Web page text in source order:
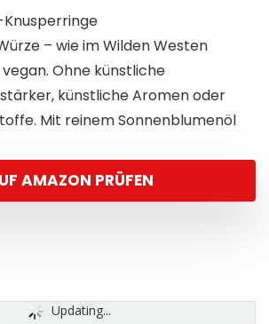
– wie im Wilden Westen
Ohne künstliche
künstliche Aromen oder
Mit reinem Sonnenblumenöl
AMAZON PRÜFEN
Updating...